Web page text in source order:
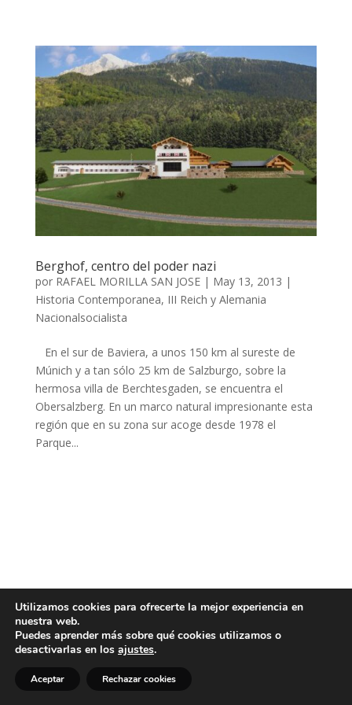
Berghof, centro del poder nazi
por RAFAEL MORILLA SAN JOSE| May 13, 2013 |
Historia Contemporanea, III Reich y Alemania
Nacionalsocialista
En el sur de Baviera, a unos 150 km al sureste de
Múnich y a tan sólo 25 km de Salzburgo, sobre la
hermosa villa de Berchtesgaden, se encuentra el
Obersalzberg. En un marco natural impresionante esta
región que en su zona sur acoge desde 1978 el
Parque...
Utilizamos cookies para ofrecerte la mejor experiencia en
nuestra web.
Puedes aprender más sobre qué cookies utilizamos o
desactivarlas en los ajustes.
Aceptar Rechazar cookies